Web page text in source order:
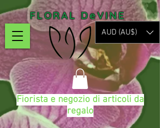
FLORAL DeVINE
AUD (AU$)
Fiorista e negozio di articoli da
regalo